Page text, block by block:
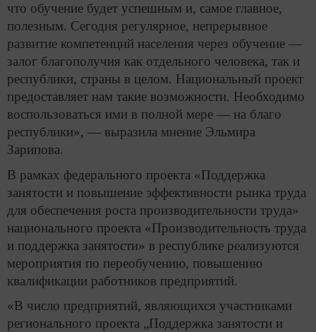
что обучение будет успешным и, самое главное,
полезным. Сегодня регулярное, непрерывное
развитие компетенций населения через обучение —
залог благополучия как отдельного человека, так и
республики, страны в целом. Национальный проект
предоставляет нам такие возможности. Необходимо
воспользоваться ими в полной мере — на благо
республики», — выразила мнение Эльмира
Зарипова.
В рамках федерального проекта «Поддержка
занятости и повышение эффективности рынка труда
для обеспечения роста производительности труда»
национального проекта «Производительность труда
и поддержка занятости» в республике реализуются
мероприятия по переобучению, повышению
квалификации работников предприятий.
«В число предприятий, являющихся участниками
регионального проекта „Поддержка занятости и